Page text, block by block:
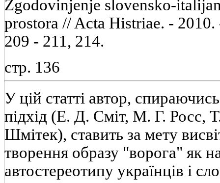
Zgodovinjenje slovensko-
prostora // Acta Histriae. -
209 - 211, 214.
стр. 136
У цій статті автор,
підхід (Е. Д. Сміт, М. Г. Росс,
Шмітек), ставить за мету
творення образу "ворога" як
автостереотипу українців і